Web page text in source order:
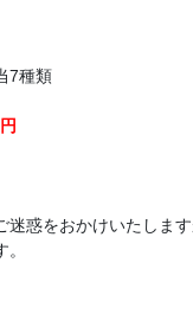
7種類
迷惑をおかけいたしま